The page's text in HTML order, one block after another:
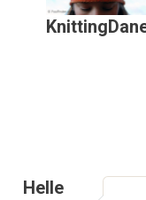
Helle